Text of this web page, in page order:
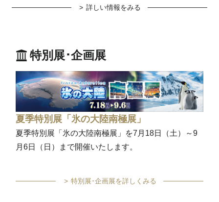
詳しい情報をみる
特別展･企画展
夏季特別展「氷の大陸南極展」
夏季特別展「氷の大陸南極展」を7月18日（土）～9
月6日（日）まで開催いたします。